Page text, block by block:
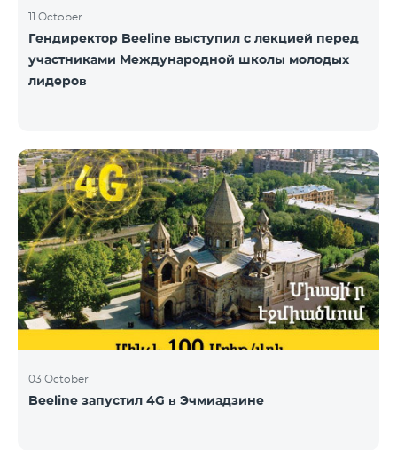
11 October
Гендиректор Beeline выступил с лекцией перед
участниками Международной школы молодых
лидеров
03 October
Beeline запустил 4G в Эчмиадзине